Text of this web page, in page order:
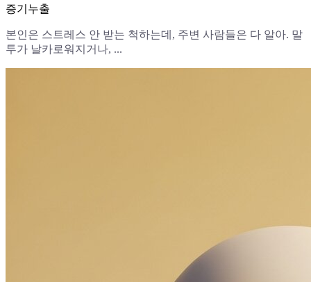
증기누출
본인은 스트레스 안 받는 척하는데, 주변 사람들은 다 알아. 말
투가 날카로워지거나, ...